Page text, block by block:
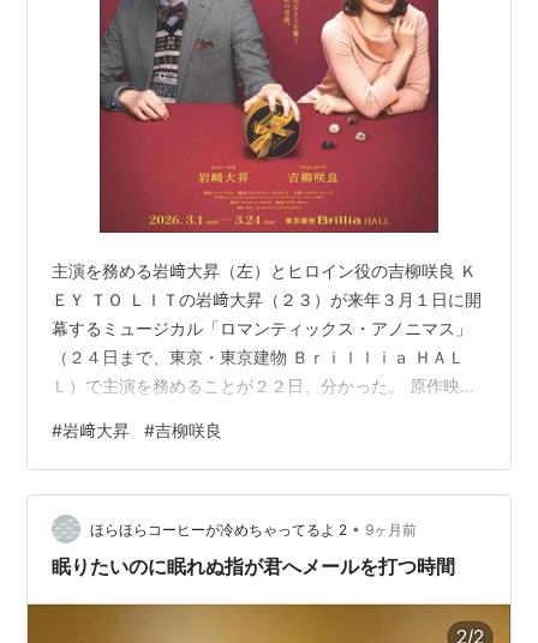
主演を務める岩﨑大昇（左）とヒロイン役の吉柳咲良 Ｋ
ＥＹ ＴＯ ＬＩＴの岩﨑大昇（２３）が来年３月１日に開
幕するミュージカル「ロマンティックス・アノニマス」
（２４日まで、東京・東京建物 Ｂｒｉｌｌｉａ ＨＡＬ
Ｌ）で主演を務めることが２２日、分かった。 原作映画
ンスのチョコレート工場を舞台に、繊細でシャイな男女
の恋を描いたロマンチック・コメディー。岩﨑は、人と
のコミュニケーションが苦手で内向的な青年を演じる。
今回が日本初上演とあり、岩﨑は「緊張感やプレッシャ
ーもありますが、このような機会をいただけて本当にあ
#岩﨑大昇 #吉柳咲良
ほらほらコーヒーが冷めちゃってるよ 2 • 9ヶ月前
眠りたいのに眠れぬ指が君へメールを打つ時間